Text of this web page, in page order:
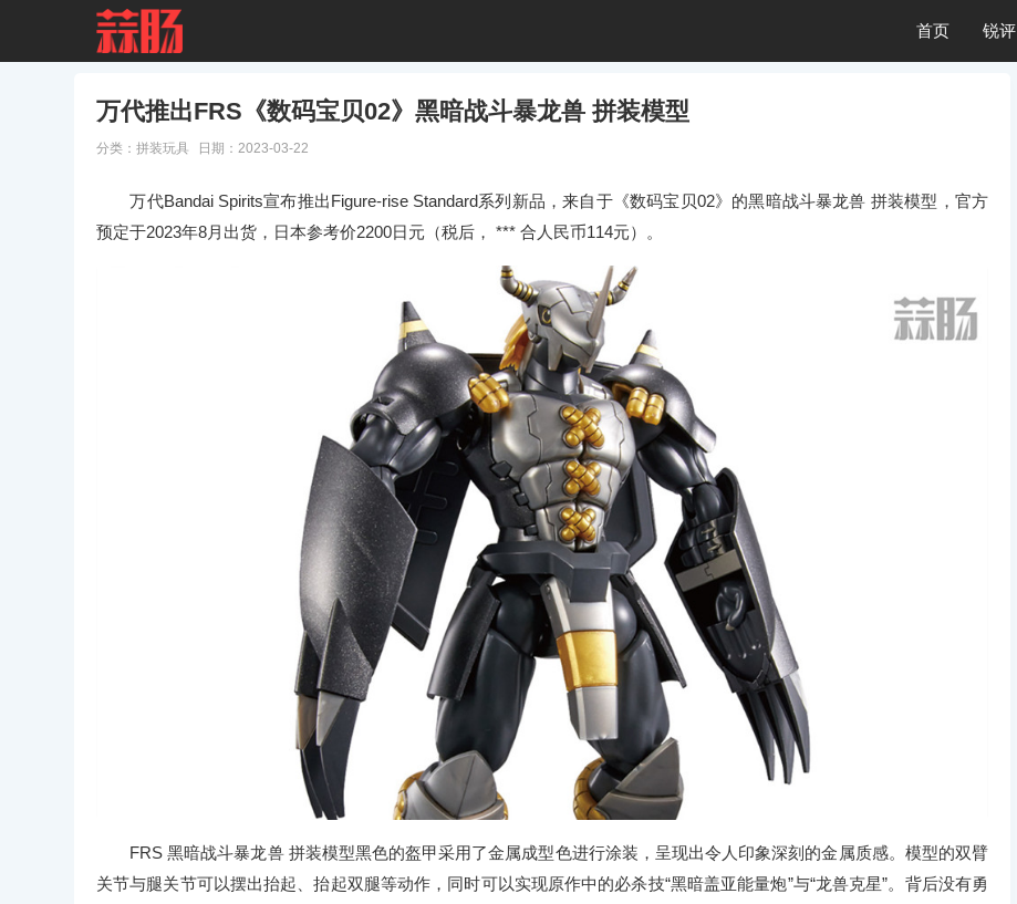
首页 锐评
万代推出FRS《数码宝贝02》黑暗战斗暴龙兽 拼装模型
分类： 拼装玩具 日期：2023-03-22
万代Bandai Spirits宣布推出Figure-rise Standard系列新品，来自于《数码宝贝02》的黑暗战斗暴龙兽 拼装模型，官方
预定于2023年8月出货，日本参考价2200日元（税后， *** 合人民币114元）。
FRS 黑暗战斗暴龙兽 拼装模型黑色的盔甲采用了金属成型色进行涂装，呈现出令人印象深刻的金属质感。模型的双臂
关节与腿关节可以摆出抬起、抬起双腿等动作，同时可以实现原作中的必杀技“黑暗盖亚能量炮”与“龙兽克星”。背后没有勇